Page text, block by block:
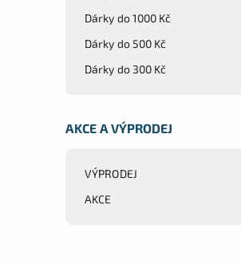
Dárky do 1000 Kč
Dárky do 500 Kč
Dárky do 300 Kč
AKCE A VÝPRODEJ
VÝPRODEJ
AKCE